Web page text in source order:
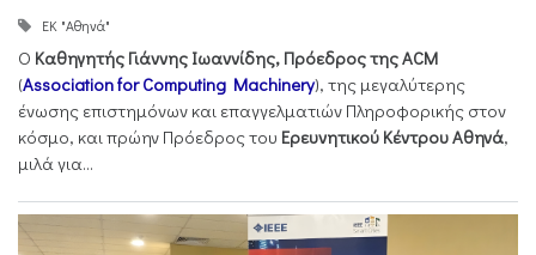
ΕΚ "Αθηνά"
Ο Καθηγητής Γιάννης Ιωαννίδης, Πρόεδρος της ACM
(Association for Computing Machinery), της μεγαλύτερης
ένωσης επιστημόνων και επαγγελματιών Πληροφορικής στον
κόσμο, και πρώην Πρόεδρος του Ερευνητικού Κέντρου Αθηνά,
μιλά για...